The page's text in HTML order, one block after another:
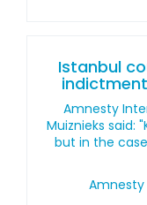
Istanbul
Amnesty
Muiznieks said:
but in the
Amnesty